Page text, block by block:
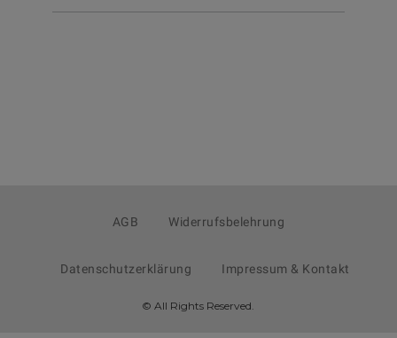
AGB Widerrufsbelehrung
Datenschutzerklärung Impressum & Kontakt
© All Rights Reserved.